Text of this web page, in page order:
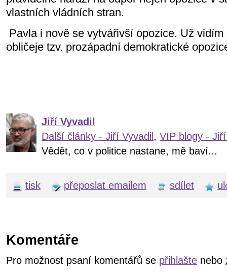
vlastních vládních stran.
Pavla i nově se vytvářivší opozice. Už
obličeje tzv. prozápadní demokratické
Jiří Vyvadil
Další články - Jiří Vyvadil , VIP blogy -
Vědět, co v politice nastane, mě baví...
tisk přeposlat emailem sdílet
Komentáře
Pro možnost psaní komentářů se přihlašte nebo